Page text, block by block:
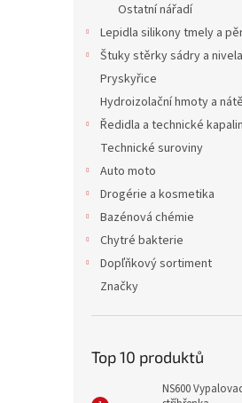
Ostatní nářadí
Lepidla silikony tmely a
Štuky stěrky sádry a
Pryskyřice
Hydroizolační hmoty a
Ředidla a technické
Technické suroviny
Auto moto
Drogérie a kosmetika
Bazénová chémie
Chytré bakterie
Dopľňkový sortiment
Značky
Top 10 produktů
NS600